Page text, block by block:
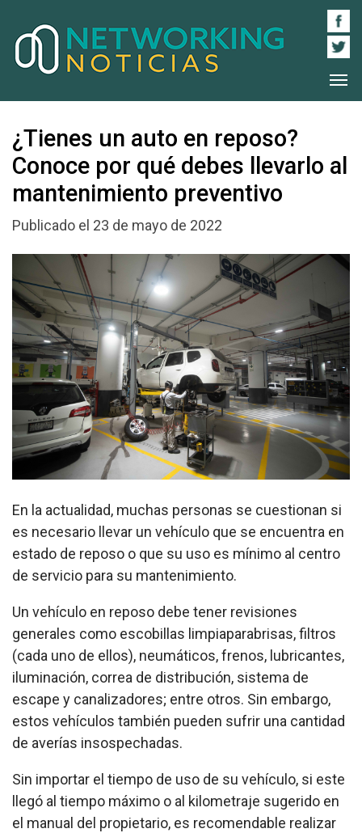
¿Tienes un auto en reposo?
Conoce por qué debes llevarlo al
mantenimiento preventivo
Publicado el 23 de mayo de 2022
En la actualidad, muchas personas se cuestionan si
es necesario llevar un vehículo que se encuentra en
estado de reposo o que su uso es mínimo al centro
de servicio para su mantenimiento.
Un vehículo en reposo debe tener revisiones
generales como escobillas limpiaparabrisas, filtros
(cada uno de ellos), neumáticos, frenos, lubricantes,
iluminación, correa de distribución, sistema de
escape y canalizadores; entre otros. Sin embargo,
estos vehículos también pueden sufrir una cantidad
de averías insospechadas.
Sin importar el tiempo de uso de su vehículo, si este
llegó al tiempo máximo o al kilometraje sugerido en
el manual del propietario, es recomendable realizar